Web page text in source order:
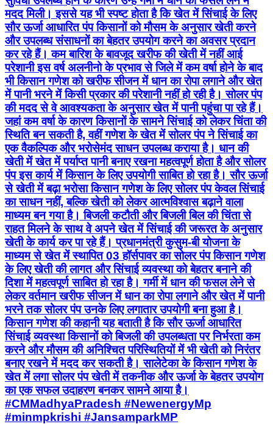
मदद मिली। इससे यह भी स्पष्ट होता है कि खेत में सिंचाई के लिए
सौर ऊर्जा आधारित पंप किसानों को मौसम के अनुसार खेती करने
और उपलब्ध संसाधनों का बेहतर उपयोग करने का अवसर प्रदान
कर रहे हैं। कम बारिश के बावजूद खरीफ की खेती में नहीं आई
परेशानी इस वर्ष अलनीनो के प्रभाव से जिले में कम वर्षा होने के बाद
भी किसान गणेश को खरीफ सीजन में धान का रोपा लगाने और खेत
में पानी भरने में किसी प्रकार की परेशानी नहीं हो रही है। सोलर पंप
की मदद से वे आवश्यकता के अनुसार खेत में पानी पहुंचा पा रहे हैं।
जहां कम वर्षा के कारण किसानों के सामने सिंचाई को लेकर चिंता की
स्थिति बन सकती है, वहीं गणेश के खेत में सोलर पंप ने सिंचाई का
एक वैकल्पिक और भरोसेमंद साधन उपलब्ध कराया है। धान की
खेती में खेत में पर्याप्त पानी बनाए रखना महत्वपूर्ण होता है और सोलर
पंप इस कार्य में किसान के लिए उपयोगी साबित हो रहा है। सौर ऊर्जा
से खेती में बढ़ा भरोसा किसान गणेश के लिए सोलर पंप केवल सिंचाई
का साधन नहीं, बल्कि खेती को लेकर आत्मविश्वास बढ़ाने वाला
माध्यम बन गया है। बिजली कटौती और बिजली बिल की चिंता से
राहत मिलने के साथ वे अपने खेत में सिंचाई की जरूरत के अनुसार
खेती के कार्य कर पा रहे हैं। प्रधानमंत्री कुसुम-बी योजना के
माध्यम से खेत में स्थापित 03 हॉर्सपावर का सोलर पंप किसान गणेश
के लिए खेती की लागत और सिंचाई व्यवस्था को बेहतर बनाने की
दिशा में महत्वपूर्ण साबित हो रहा है। गर्मी में धान की फसल लेने से
लेकर वर्तमान खरीफ सीजन में धान का रोपा लगाने और खेत में पानी
भरने तक सोलर पंप उनके लिए लगातार उपयोगी बना हुआ है।
किसान गणेश की कहानी यह बताती है कि सौर ऊर्जा आधारित
सिंचाई व्यवस्था किसानों को बिजली की उपलब्धता पर निर्भरता कम
करने और मौसम की अनिश्चित परिस्थितियों में भी खेती को निरंतर
बनाए रखने में मदद कर सकती है। सालेटेका के किसान गणेश के
खेत में लगा सोलर पंप खेती में तकनीक और ऊर्जा के बेहतर उपयोग
का एक सफल उदाहरण बनकर सामने आया है।
#CMMadhyaPradesh #NewenergyMp
#minmpkrishi #JansamparkMP